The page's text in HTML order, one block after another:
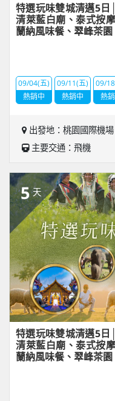
特選玩味雙城清邁5日
清萊藍白廟、泰式按
蘭納風味餐、翠峰茶園
09/04(五)
熱銷中
09/11(五)
熱銷中
09/
熱
出發地：桃園國際機場
主要交通：飛機
5 天
特選玩味雙城清邁5日
清萊藍白廟、泰式按
蘭納風味餐、翠峰茶園